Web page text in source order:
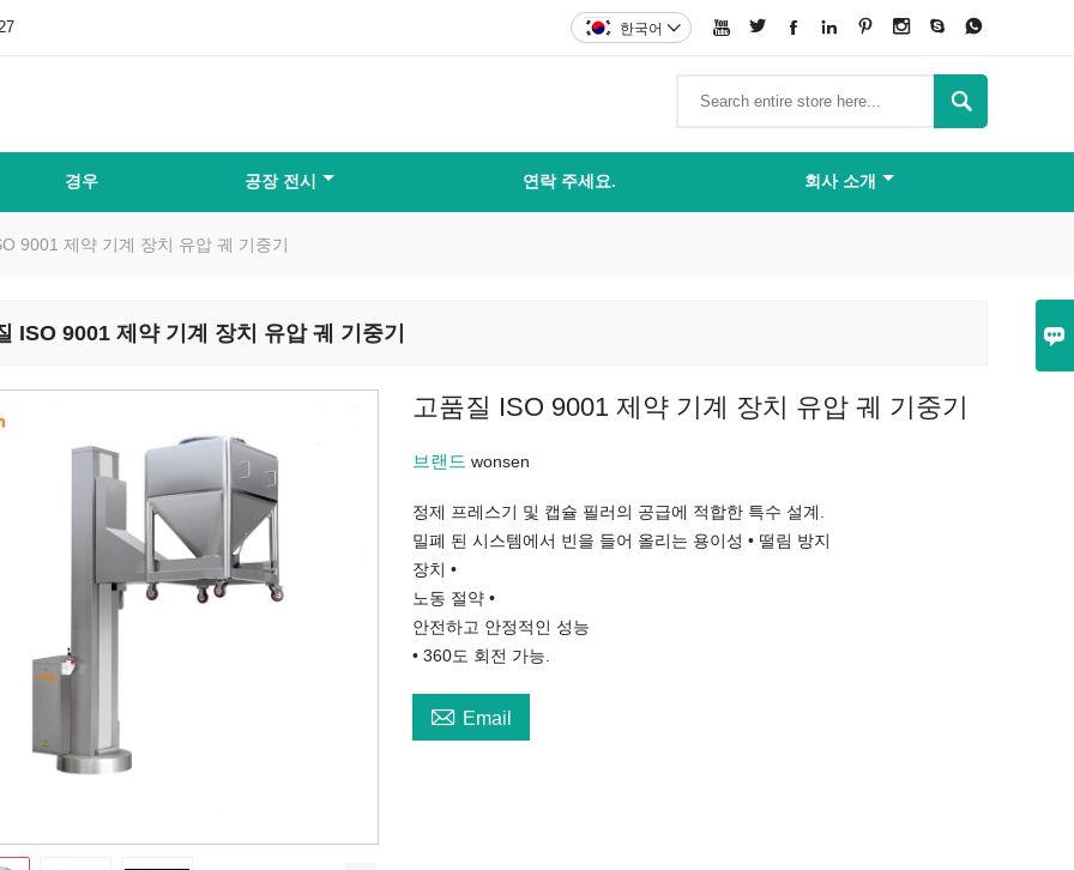

       
한국어 

경우 공장 전시 연락 주세요. 회사 소개
9001 제약 기계 장치 유압 궤 기중기
ISO 9001 제약 기계 장치 유압 궤 기중기
고품질 ISO 9001 제약 기계 장치 유압 궤 기중기
브랜드wonsen
정제 프레스기 및 캡슐 필러의 공급에 적합한 특수 설계.
밀폐 된 시스템에서 빈을 들어 올리는 용이성 • 떨림 방지
장치 •
노동 절약 •
안전하고 안정적인 성능
• 360도 회전 가능.
 Email